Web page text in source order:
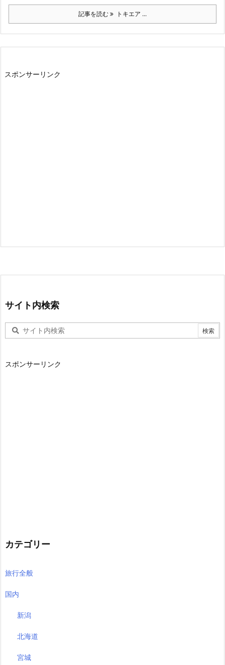
記事を読む トキエア ...
スポンサーリンク
サイト内検索
スポンサーリンク
カテゴリー
旅行全般
国内
新潟
北海道
宮城